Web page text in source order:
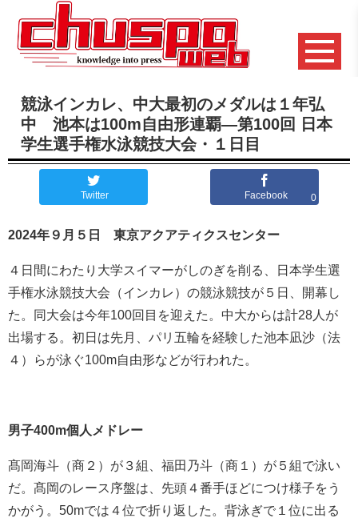
競泳インカレ、中大最初のメダルは１年弘
中 池本は100m自由形連覇―第100回 日本
学生選手権水泳競技大会・１日目
Twitter Facebook 0
2024年９月５日 東京アクアティクスセンター
４日間にわたり大学スイマーがしのぎを削る、日本学生選
手権水泳競技大会（インカレ）の競泳競技が５日、開幕し
た。同大会は今年100回目を迎えた。中大からは計28人が
出場する。初日は先月、パリ五輪を経験した池本凪沙（法
４）らが泳ぐ100m自由形などが行われた。
男子400m個人メドレー
髙岡海斗（商２）が３組、福田乃斗（商１）が５組で泳い
だ。髙岡のレース序盤は、先頭４番手ほどにつけ様子をう
かがう。50mでは４位で折り返した。背泳ぎで１位に出る